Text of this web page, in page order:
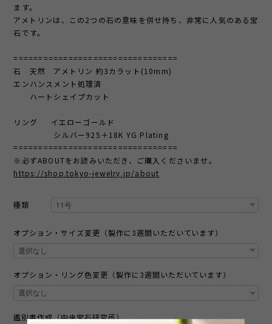
ます。
アメトリンは、この2つの石の意味を併せ持ち、非常に人気のある宝
石です。
=================================
石 天然 アメトリン 約3カラット(10mm)
エンハンスメント処理済
ハートシェイプカット
リング イエローゴールド
シルバー925＋18K YG Plating
=================================
※必ずABOUTをお読みいただき、ご購入くださいませ。
https://shop.tokyo-jewelry.jp/about
種類
オプション・サイズ変更（製作に3週間いただいています）
オプション・リング色変更（製作に3週間いただいています）
鑑別書作成（中央宝石研究所）